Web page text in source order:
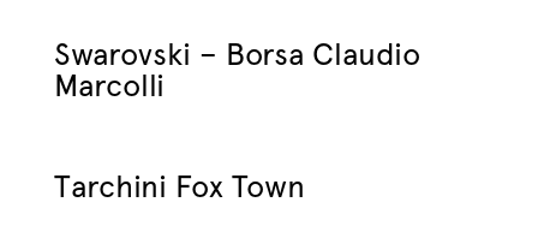
Swarovski – Borsa Claudio
Marcolli
Tarchini Fox Town